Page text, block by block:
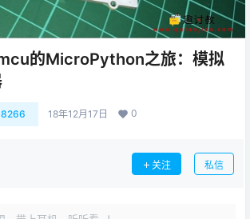
的MicroPython之旅：模拟
18年12月17日 0
关注 私信